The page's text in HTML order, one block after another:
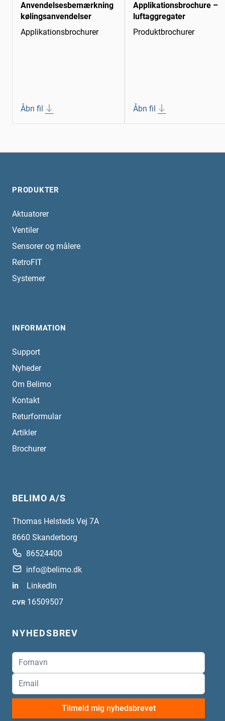
Anvendelsesbemærkning
kølingsanvendelser
Applikationsbrochurer
Åbn fil
Applikationsbrochure –
luftaggregater
Produktbrochurer
Åbn fil
PRODUKTER
Aktuatorer
Ventiler
Sensorer og målere
RetroFIT
Systemer
INFORMATION
Support
Nyheder
Om Belimo
Kontakt
Returformular
Artikler
Brochurer
BELIMO A/S
Thomas Helsteds Vej 7A
8660 Skanderborg
86524400
info@belimo.dk
in
LinkedIn
CVR 16509507
NYHEDSBREV
Tilmeld mig nyhedsbrevet